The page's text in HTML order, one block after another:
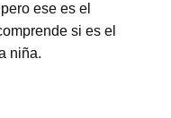
ese es el
si es el
niña.